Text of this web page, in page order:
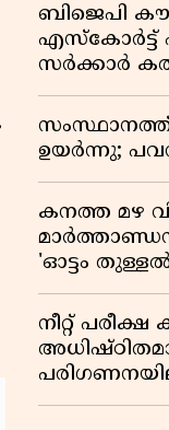
ബിജെപി
എസ്‌കോർട്ട്
സർക്കാർ
ഫയലിലെ
ഓഫീസ്
ഉയർന്നു;
കനത്ത മഴ
'ഓട്ടം തുള്ളൽ'
നീറ്റ് പരീക്ഷ